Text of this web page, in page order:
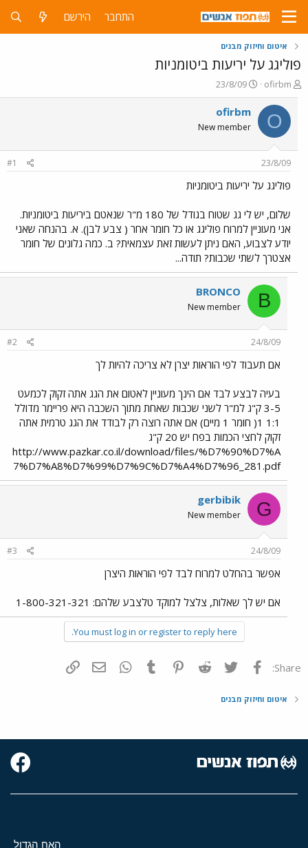
התחבר הירשם
איטום וחיזוק מבנים
פוליגג על יריעות ביטומניות
פ
ו
ת
ח
ה
ו
ש
א
ofirbm
פ
ו
ר
ם
ר
ך
23/8/09
O
ofirbm
New member
23/8/09
#1
פוליגג על יריעות ביטומניות
שלום, יש לי גג שטוח בגודל של 180 מ"ר שנאטם ביריעות ביטומניות.
אני מעוניין למרוח פוליגג או כל חומר אחר ( צבע לבן). א. בהנחה שאני
יודע לצבוע, האם ניתן לעשות זאת עצמאית? ב. כמה גלונים של חומר
אצטרך לשתי שכבות? תודה...
B
BRONCO
New member
24/8/09
#2
אם תעבוד לפי הוראות יצרן לא צריכה להיות לך
בעיה לבצע לבד אם הינך מעוניין לאטום את הגג אתה זקוק לכמעט
3-5 ק"ג למ"ר לשני שכבות שאחת מתוך השכבה היא פריימר מדולל
1:1 1( חומר 1 מיים) אם אתה רוצה רק לבודד את הגג טרמית אתה
זקוק לחצי הכמות בפח יש 20 ק"ג
http://www.pazkar.co.il/download/files/%D7%90%D7%A
7%D7%A8%D7%99%D7%9C%D7%A4%D7%96_281.pdf
G
gerbibik
New member
24/8/09
#3
אפשר בהחלט למרוח לבד לפי הוראות היצרן
אם יש לך שאלות, צלצל למוקד טלצבע שלהם: 1-800-321-321
You must log in or register to reply here.
Share: פייסבוק Twitter
Reddit
Pinterest
Tumblr
WhatsAppדואר אלקטרוני
איטום וחיזוק מבנים
האח הגדול